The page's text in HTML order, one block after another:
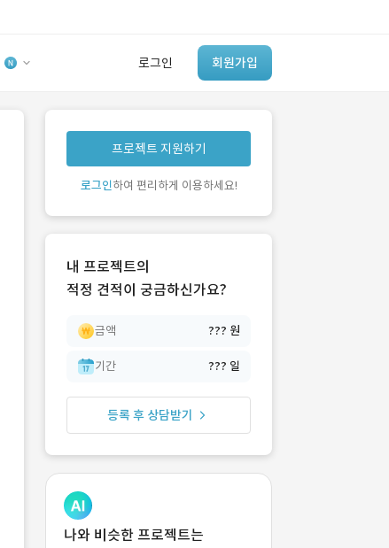
로그인 회원가입
유사사례 검색 AI
‘이런 거’ 만들어본
개발 회사 있어?
프로젝트 지원하기
로그인하여 편리하게 이용하세요!
내 프로젝트의
적정 견적이 궁금하신가요?
금액 ??? 원
기간 ??? 일
등록 후 상담받기
나와 비슷한 프로젝트는